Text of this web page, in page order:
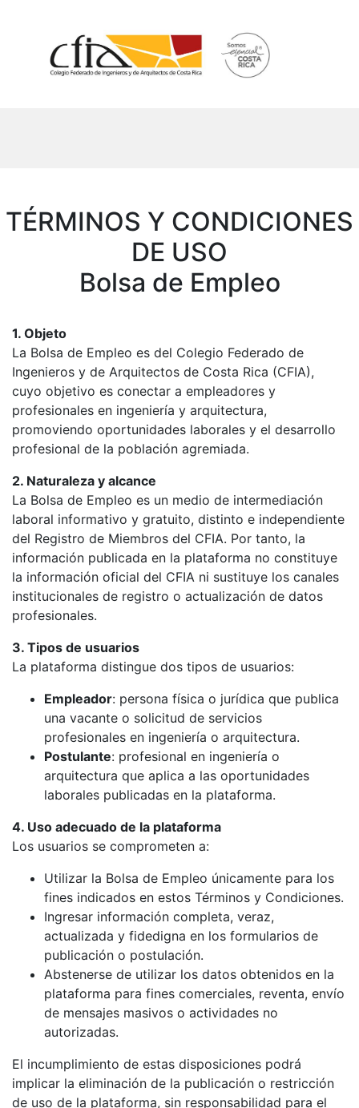
TÉRMINOS Y CONDICIONES
DE USO
Bolsa de Empleo
1. Objeto
La Bolsa de Empleo es del Colegio Federado de
Ingenieros y de Arquitectos de Costa Rica (CFIA),
cuyo objetivo es conectar a empleadores y
profesionales en ingeniería y arquitectura,
promoviendo oportunidades laborales y el desarrollo
profesional de la población agremiada.
2. Naturaleza y alcance
La Bolsa de Empleo es un medio de intermediación
laboral informativo y gratuito, distinto e independiente
del Registro de Miembros del CFIA. Por tanto, la
información publicada en la plataforma no constituye
la información oficial del CFIA ni sustituye los canales
institucionales de registro o actualización de datos
profesionales.
3. Tipos de usuarios
La plataforma distingue dos tipos de usuarios:
Empleador: persona física o jurídica que publica
una vacante o solicitud de servicios
profesionales en ingeniería o arquitectura.
Postulante: profesional en ingeniería o
arquitectura que aplica a las oportunidades
laborales publicadas en la plataforma.
4. Uso adecuado de la plataforma
Los usuarios se comprometen a:
Utilizar la Bolsa de Empleo únicamente para los
fines indicados en estos Términos y Condiciones.
Ingresar información completa, veraz,
actualizada y fidedigna en los formularios de
publicación o postulación.
Abstenerse de utilizar los datos obtenidos en la
plataforma para fines comerciales, reventa, envío
de mensajes masivos o actividades no
autorizadas.
El incumplimiento de estas disposiciones podrá
implicar la eliminación de la publicación o restricción
de uso de la plataforma, sin responsabilidad para el